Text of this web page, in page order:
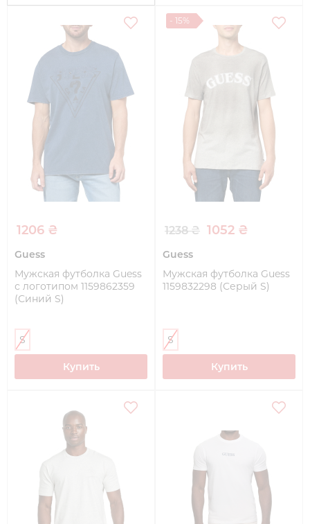
1206 ₴
Guess
Мужская футболка Guess
с логотипом 1159862359
(Синий S)
S
Купить
- 15%
1238 ₴ 1052 ₴
Guess
Мужская футболка Guess
1159832298 (Серый S)
S
Купить